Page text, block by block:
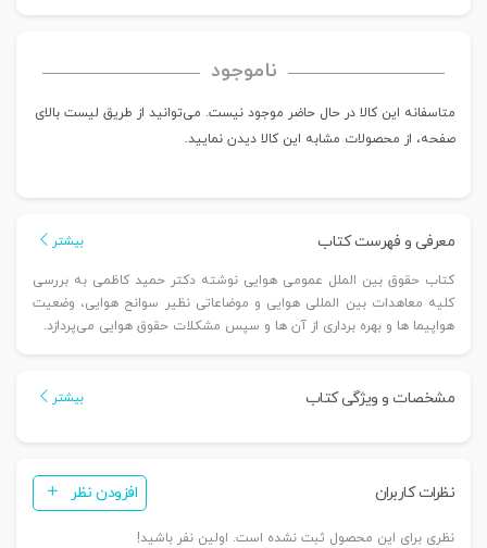
ناموجود
متاسفانه این کالا در حال حاضر موجود نیست. می‌توانید از طریق لیست بالای
صفحه، از محصولات مشابه این کالا دیدن نمایید.
معرفی و فهرست کتاب بیشتر
کتاب حقوق بین الملل عمومی هوایی نوشته دکتر حمید کاظمی به بررسی
کلیه معاهدات بین المللی هوایی و موضاعاتی نظیر سوانح هوایی، وضعیت
هواپیما ها و بهره برداری از آن ها و سپس مشکلات حقوق هوایی می‌پردازد.
مشخصات و ویژگی کتاب بیشتر
نظرات کاربران افزودن نظر
نظری برای این محصول ثبت نشده است. اولین نفر باشید!